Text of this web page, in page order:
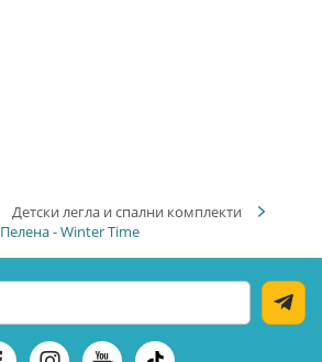
Детски легла и спални комплекти
Пелена - Winter Time